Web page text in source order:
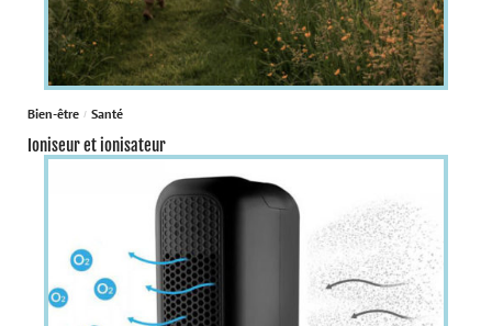
Bien-être Santé
Ioniseur et ionisateur